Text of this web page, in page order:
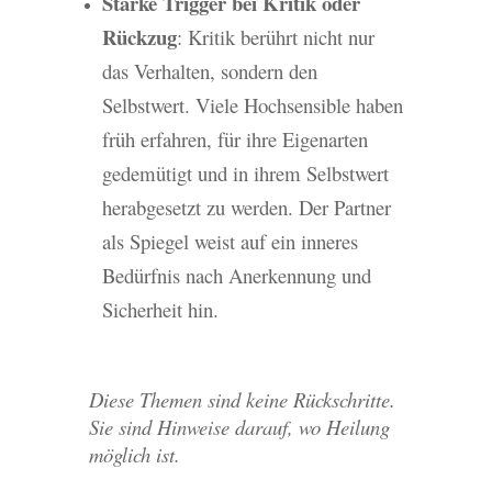
Rückzug: Kritik berührt nicht nur
das Verhalten, sondern den
Selbstwert. Viele Hochsensible haben
früh erfahren, für ihre Eigenarten
gedemütigt und in ihrem Selbstwert
herabgesetzt zu werden. Der Partner
als Spiegel weist auf ein inneres
Bedürfnis nach Anerkennung und
Sicherheit hin.
Diese Themen sind keine Rückschritte.
Sie sind Hinweise darauf, wo Heilung
möglich ist.